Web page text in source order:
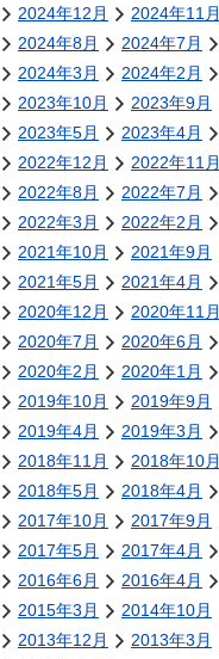
2024年12月
2024年11月
2024年8月
2024年7月
2024年3月
2024年2月
2023年10月
2023年9月
2023年5月
2023年4月
2022年12月
2022年11月
2022年8月
2022年7月
2022年3月
2022年2月
2021年10月
2021年9月
2021年5月
2021年4月
2020年12月
2020年11月
2020年7月
2020年6月
2020年2月
2020年1月
2019年10月
2019年9月
2019年4月
2019年3月
2018年11月
2018年10月
2018年5月
2018年4月
2017年10月
2017年9月
2017年5月
2017年4月
2016年6月
2016年4月
2015年3月
2014年10月
2013年12月
2013年3月